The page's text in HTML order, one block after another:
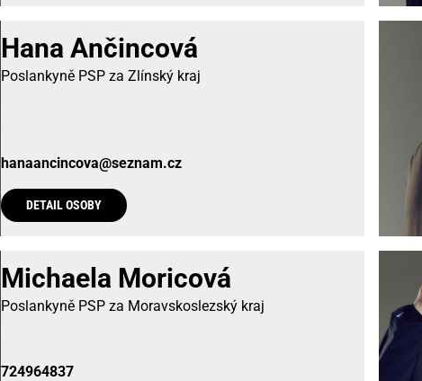
Hana Ančincová
Poslankyně PSP za Zlínský kraj
hanaancincova@seznam.cz
DETAIL OSOBY
Michaela Moricová
Poslankyně PSP za Moravskoslezský kraj
724964837